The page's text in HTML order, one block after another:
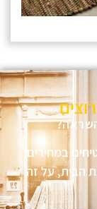
במחירים
הבית, על זה